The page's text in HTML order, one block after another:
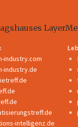
industry.com
industry.de
intelligenz.de